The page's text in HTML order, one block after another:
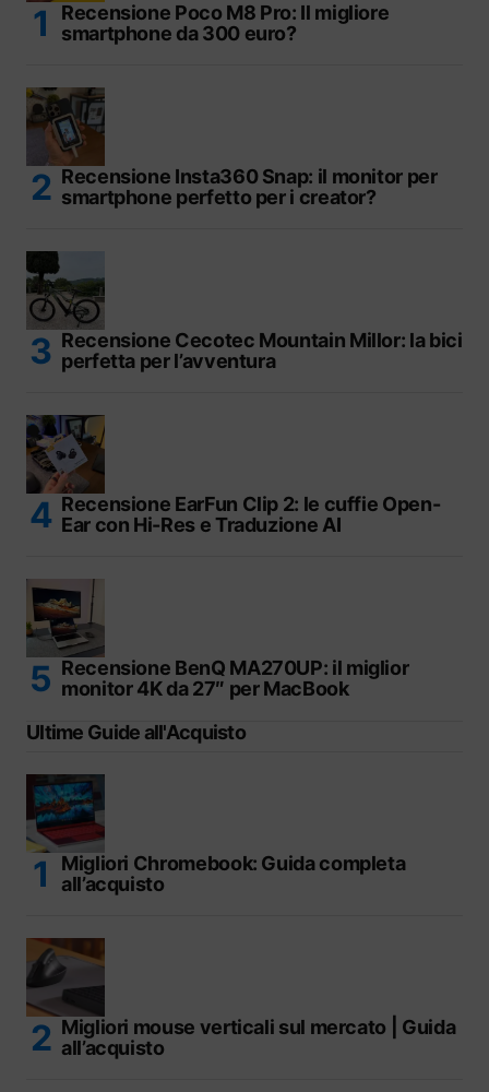
Recensione Poco M8 Pro: Il migliore
smartphone da 300 euro?
Recensione Insta360 Snap: il monitor per
smartphone perfetto per i creator?
Recensione Cecotec Mountain Millor: la bici
perfetta per l’avventura
Recensione EarFun Clip 2: le cuffie Open-
Ear con Hi-Res e Traduzione AI
Recensione BenQ MA270UP: il miglior
monitor 4K da 27″ per MacBook
Ultime Guide all'Acquisto
Migliori Chromebook: Guida completa
all’acquisto
Migliori mouse verticali sul mercato | Guida
all’acquisto